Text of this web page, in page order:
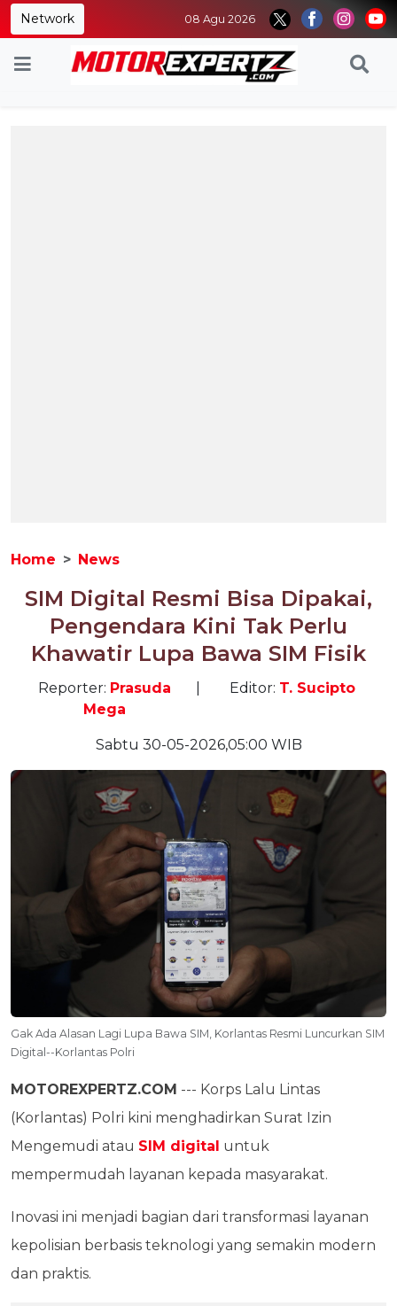
Network 08 Agu 2026
Home News
SIM Digital Resmi Bisa Dipakai,
Pengendara Kini Tak Perlu
Khawatir Lupa Bawa SIM Fisik
Reporter: Prasuda
Mega
Editor: T. Sucipto
Sabtu 30-05-2026,05:00 WIB
Gak Ada Alasan Lagi Lupa Bawa SIM, Korlantas Resmi Luncurkan SIM
Digital--Korlantas Polri
MOTOREXPERTZ.COM --- Korps Lalu Lintas
(Korlantas) Polri kini menghadirkan Surat Izin
Mengemudi atau SIM digital untuk
mempermudah layanan kepada masyarakat.
Inovasi ini menjadi bagian dari transformasi layanan
kepolisian berbasis teknologi yang semakin modern
dan praktis.